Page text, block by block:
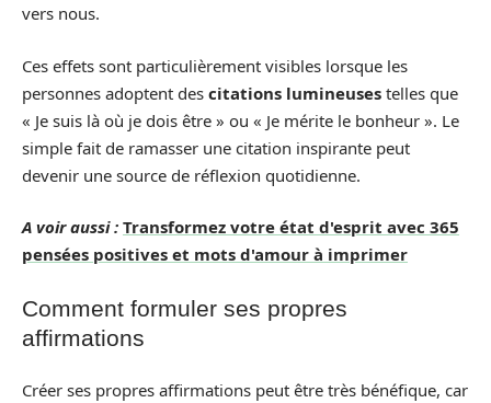
vers nous.
Ces effets sont particulièrement visibles lorsque les
personnes adoptent des citations lumineuses telles que
« Je suis là où je dois être » ou « Je mérite le bonheur ». Le
simple fait de ramasser une citation inspirante peut
devenir une source de réflexion quotidienne.
A voir aussi : Transformez votre état d'esprit avec 365
pensées positives et mots d'amour à imprimer
Comment formuler ses propres
affirmations
Créer ses propres affirmations peut être très bénéfique, car